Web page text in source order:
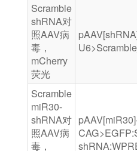
Scramble
shRNA对
照AAV病
毒，
mCherry
荧光
Scramble
miR30-
shRNA对
照AAV病
毒，